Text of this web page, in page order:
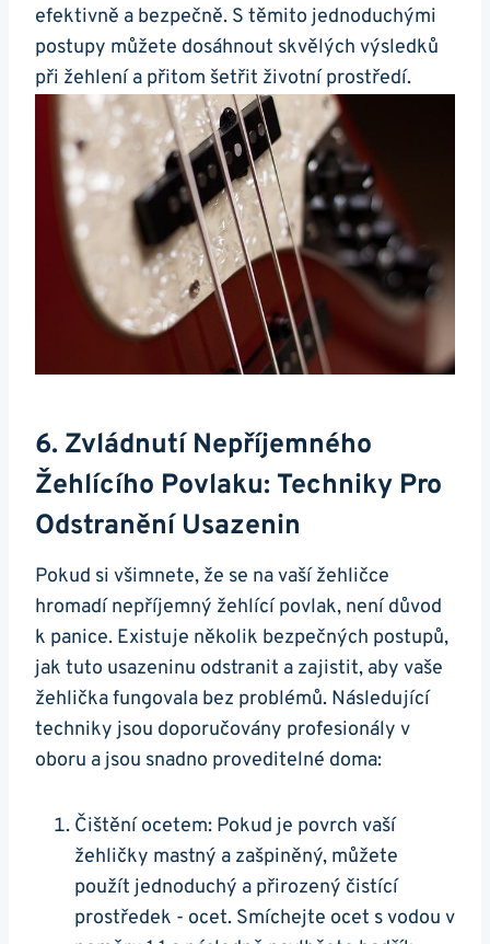
efektivně ⁣a bezpečně. S těmito⁢ jednoduchými⁢
postupy můžete dosáhnout skvělých výsledků
při žehlení a přitom šetřit životní prostředí.
6. ⁣Zvládnutí Nepříjemného
Žehlícího Povlaku: Techniky Pro‍
Odstranění Usazenin
Pokud ⁣si všimnete, že se na vaší ⁣žehličce⁢
hromadí nepříjemný žehlící povlak, není důvod
⁤k ⁤panice. Existuje několik⁣ bezpečných postupů,
jak tuto usazeninu odstranit a zajistit, aby ‍vaše
žehlička fungovala ​bez problémů. Následující
techniky jsou ​doporučovány profesionály v
oboru a ‍jsou snadno proveditelné doma:
Čištění​ ocetem: Pokud je povrch vaší
žehličky​ mastný a zašpiněný, můžete⁣
použít jednoduchý a⁤ přirozený čistící
prostředek ⁤- ocet. Smíchejte ocet ⁣s vodou v